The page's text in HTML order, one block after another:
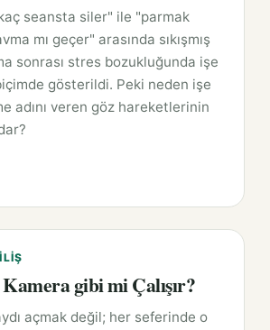
seansta siler" ile "parmak
mı geçer" arasında sıkışmış
sonrası stres bozukluğunda işe
gösterildi. Peki neden işe
adını veren göz hareketlerinin
gibi mi Çalışır?
açmak değil; her seferinde o